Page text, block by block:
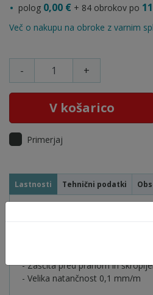
polog 0,00 € + 84 obrokov po
Več o nakupu na obroke z varnim
- +
V košarico
Primerjaj
Lastnosti Tehnični podatki
- Zaščita pred prahom in
- Velika natančnost 0,1 mm/m